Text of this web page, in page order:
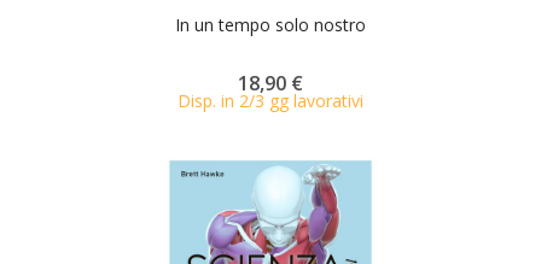
In un tempo solo nostro
18,90 €
Disp. in 2/3 gg lavorativi